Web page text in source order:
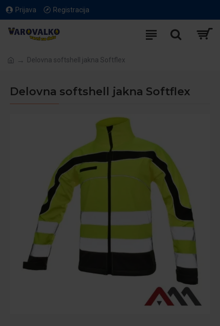
Prijava Registracija
Delovna softshell jakna Softflex
Delovna softshell jakna Softflex